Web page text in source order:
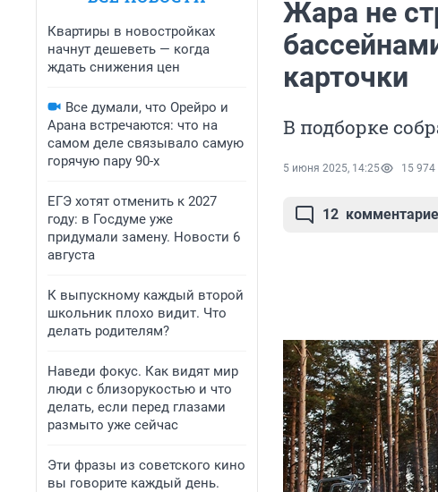
Квартиры в новостройках
начнут дешеветь — когда
ждать снижения цен
Все думали, что Орейро и
Арана встречаются: что на
самом деле связывало самую
горячую пару 90-х
ЕГЭ хотят отменить к 2027
году: в Госдуме уже
придумали замену. Новости 6
августа
К выпускному каждый второй
школьник плохо видит. Что
делать родителям?
Наведи фокус. Как видят мир
люди с близорукостью и что
делать, если перед глазами
размыто уже сейчас
Эти фразы из советского кино
вы говорите каждый день.
Жара не
карточки
В подборке
5 июня 2025, 14:25 15 974
12